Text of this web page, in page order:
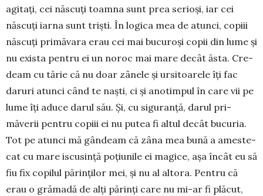
agitați, cei născuți toam­na sunt prea serioși, iar cei
născuți iarna sunt triști. În logica mea de atunci, copiii
născuți primă­vara erau cei mai bucu­roși copii din lume și
nu exista pen­tru ei un noroc mai mare decât ăsta. Cre­
deam cu tărie că nu doar zâ­nele și ursitoarele îți fac
daruri atunci când te naști, ci și anotimpul în care vii pe
lume îți aduce darul său. Și, cu siguranță, da­rul pri­
măverii pentru copiii ei nu putea fi altul decât bucu­ria.
Tot pe atunci mă gândeam că zâna mea bu­nă a ameste­
cat cu mare iscusință poțiunile ei ma­gi­ce, așa încât eu să
fiu fix copilul părinților mei, și nu al altora. Pentru că
erau o grămadă de alți părinți care nu mi-ar fi plăcut,